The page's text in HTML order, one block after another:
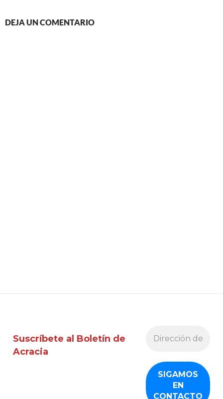
DEJA UN COMENTARIO
Suscríbete al Boletín de
Acracia